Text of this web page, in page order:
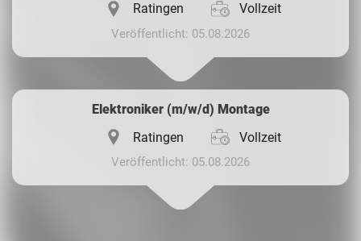
Ratingen
Vollzeit
Veröffentlicht: 05.08.2026
Elektroniker (m/w/d) Montage
Ratingen
Vollzeit
Veröffentlicht: 05.08.2026